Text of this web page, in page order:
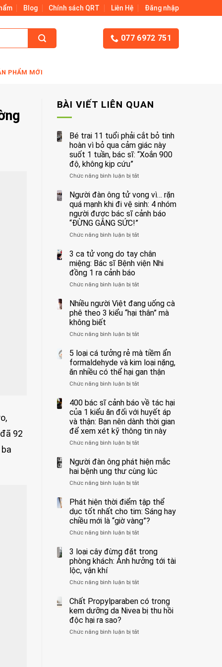
Blog Chính sách QRT Liên Hệ Đăng nhập
077 6972 751
PHẨM MỚI
92
BÀI VIẾT LIÊN QUAN
Bé trai 11 tuổi phải cắt bỏ tinh
hoàn vì bỏ qua cảm giác này
suốt 1 tuần, bác sĩ: “Xoắn 900
độ, không kịp cứu”
Chức năng bình luận bị tắtở
trai
11
tuổi
phải
bỏ
hoàn
vì
bỏ
cảm
này
suốt
bác
“Xoắn
900
độ,
không
kịp
Người đàn ông tử vong vì… rặn
quá mạnh khi đi vệ sinh: 4 nhóm
người được bác sĩ cảnh báo
“ĐỪNG GẮNG SỨC!”
Chức năng bình luận bị tắtở
đàn
ông
vì…
quá
mạnh
vệ
4
nhóm
người
được
bác
cảnh
báo
“ĐỪNG
GẮNG
SỨC!”
3 ca tử vong do tay chân
miệng: Bác sĩ Bệnh viện Nhi
đồng 1 ra cảnh báo
Chức năng bình luận bị tắtở
ca
tử
tay
miệng:
Bác
Bệnh
viện
đồng
1
ra
cảnh
báo
Nhiều người Việt đang uống cà
phê theo 3 kiểu “hại thân” mà
không biết
Chức năng bình luận bị tắtở
người
Việt
đang
uống
cà
theo
3
kiểu
“hại
thân”
mà
biết
5 loại cá tưởng rẻ mà tiềm ẩn
formaldehyde và kim loại nặng,
ăn nhiều có thể hại gan thận
Chức năng bình luận bị tắtở
loại
cá
tưởng
rẻ
mà
tiềm
formaldehyde
kim
loại
ăn
nhiều
có
thể
hại
thận
400 bác sĩ cảnh báo về tác hại
của 1 kiểu ăn đối với huyết áp
và thận: Bạn nên dành thời gian
để xem xét kỹ thông tin này
Chức năng bình luận bị tắtở
bác
cảnh
báo
tác
hại
của
1
kiểu
đối
với
và
Bạn
nên
Người đàn ông phát hiện mắc
hai bệnh ung thư cùng lúc
Chức năng bình luận bị tắtở
đàn
ông
phát
hiện
mắc
bệnh
ung
lúc
Phát hiện thời điểm tập thể
dục tốt nhất cho tim: Sáng hay
chiều mới là “giờ vàng”?
Chức năng bình luận bị tắtở
hiện
thời
điểm
thể
tốt
nhất
cho
Sáng
3 loại cây đừng đặt trong
phòng khách: Ảnh hưởng tới tài
lộc, vận khí
Chức năng bình luận bị tắtở
loại
cây
đừng
trong
Chất Propylparaben có trong
kem dưỡng da Nivea bị thu hồi
độc hại ra sao?
Chức năng bình luận bị tắtở